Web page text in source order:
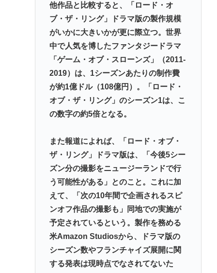
他作品と比較すると、「ロード・オ
ブ・ザ・リング」ドラマ版の製作規模
がいかに大きいかが更に際立つ。世界
中で人気を博したファンタジードラマ
「ゲーム・オブ・スローンズ」（2011-
2019）は、1シーズンあたりの制作費
が約1億ドル（108億円）。「ロード・
オブ・ザ・リング」のシーズン1は、こ
の数字の約5倍となる。
また報道によれば、「ロード・オブ・
ザ・リング」ドラマ版は、「今後5シー
ズン分の撮影をニュージーランドで行
う可能性がある」とのこと。これに加
えて、「次の10年間で企画されるスピ
ンオフ作品の撮影も」同地での実施が
予定されているという。製作を務める
米Amazon Studiosから、ドラマ版の
シーズン数やフランチャイズ展開に関
する発表は現時点でなされてないた